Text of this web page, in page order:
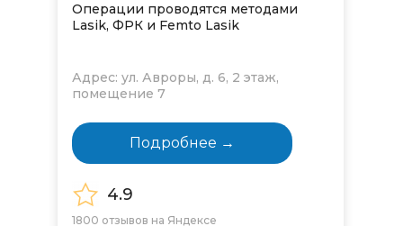
Операции проводятся методами
Lasik, ФРК и Femto Lasik
Подробнее →
Адрес: ул. Авроры, д. 6, 2 этаж,
помещение 7
4.9
1800 отзывов на Яндексе